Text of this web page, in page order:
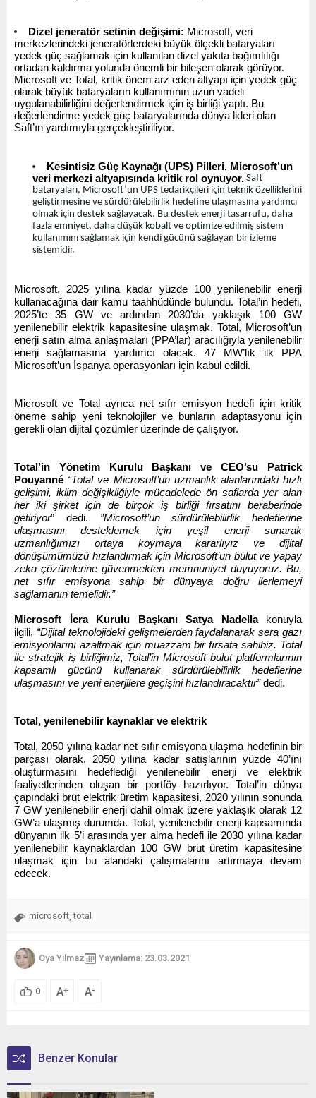
Dizel jeneratör setinin değişimi: Microsoft, veri
merkezlerindeki jeneratörlerdeki büyük ölçekli bataryaları
yedek güç sağlamak için kullanılan dizel yakıta bağımlılığı
ortadan kaldırma yolunda önemli bir bileşen olarak görüyor.
Microsoft ve Total, kritik önem arz eden altyapı için yedek güç
olarak büyük bataryaların kullanımının uzun vadeli
uygulanabilirliğini değerlendirmek için iş birliği yaptı. Bu
değerlendirme yedek güç bataryalarında dünya lideri olan
Saft’ın yardımıyla gerçekleştiriliyor.
Kesintisiz Güç Kaynağı (UPS) Pilleri, Microsoft’un
veri merkezi altyapısında kritik rol oynuyor. Saft
bataryaları, Microsoft’un UPS tedarikçileri için teknik özelliklerini
geliştirmesine ve sürdürülebilirlik hedefine ulaşmasına yardımcı
olmak için destek sağlayacak. Bu destek enerji tasarrufu, daha
fazla emniyet, daha düşük kobalt ve optimize edilmiş sistem
kullanımını sağlamak için kendi gücünü sağlayan bir izleme
sistemidir.
Microsoft, 2025 yılına kadar yüzde 100 yenilenebilir enerji
kullanacağına dair kamu taahhüdünde bulundu. Total’in hedefi,
2025’te 35 GW ve ardından 2030’da yaklaşık 100 GW
yenilenebilir elektrik kapasitesine ulaşmak. Total, Microsoft’un
enerji satın alma anlaşmaları (PPA’lar) aracılığıyla yenilenebilir
enerji sağlamasına yardımcı olacak. 47 MW’lık ilk PPA
Microsoft’un İspanya operasyonları için kabul edildi.
Microsoft ve Total ayrıca net sıfır emisyon hedefi için kritik
öneme sahip yeni teknolojiler ve bunların adaptasyonu için
gerekli olan dijital çözümler üzerinde de çalışıyor.
Total’in Yönetim Kurulu Başkanı ve CEO’su Patrick
Pouyanné “Total ve Microsoft’un uzmanlık alanlarındaki hızlı
gelişimi, iklim değişikliğiyle mücadelede ön saflarda yer alan
her iki şirket için de birçok iş birliği fırsatını beraberinde
getiriyor” dedi.
”Microsoft’un sürdürülebilirlik hedeflerine
ulaşmasını desteklemek için yeşil enerji sunarak
uzmanlığımızı ortaya koymaya kararlıyız ve dijital
dönüşümümüzü hızlandırmak için Microsoft’un bulut ve yapay
zeka çözümlerine güvenmekten memnuniyet duyuyoruz. Bu,
net sıfır emisyona sahip bir dünyaya doğru ilerlemeyi
sağlamanın temelidir.”
Microsoft İcra Kurulu Başkanı Satya Nadellakonuyla
ilgili, “Dijital teknolojideki gelişmelerden faydalanarak sera gazı
emisyonlarını azaltmak için muazzam bir fırsata sahibiz. Total
ile stratejik iş birliğimiz, Total’in Microsoft bulut platformlarının
kapsamlı gücünü kullanarak sürdürülebilirlik hedeflerine
ulaşmasını ve yeni enerjilere geçişini hızlandıracaktır”dedi.
Total, yenilenebilir kaynaklar ve elektrik
Total, 2050 yılına kadar net sıfır emisyona ulaşma hedefinin bir
parçası olarak, 2050 yılına kadar satışlarının yüzde 40’ını
oluşturmasını hedeflediği yenilenebilir enerji ve elektrik
faaliyetlerinden oluşan bir portföy hazırlıyor. Total’in dünya
çapındaki brüt elektrik üretim kapasitesi, 2020 yılının sonunda
7 GW yenilenebilir enerji dahil olmak üzere yaklaşık olarak 12
GW’a ulaşmış durumda. Total, yenilenebilir enerji kapsamında
dünyanın ilk 5’i arasında yer alma hedefi ile 2030 yılına kadar
yenilenebilir kaynaklardan 100 GW brüt üretim kapasitesine
ulaşmak için bu alandaki çalışmalarını artırmaya devam
edecek.
microsoft ,total
Oya Yılmaz Yayınlama: 23.03.2021
0 A+ A-
Benzer Konular